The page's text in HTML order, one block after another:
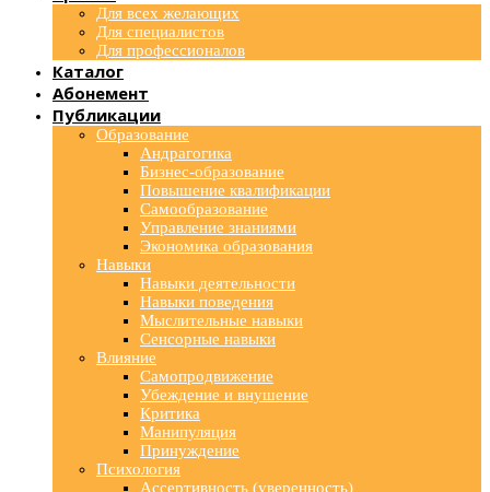
Для всех желающих
Для специалистов
Для профессионалов
Каталог
Абонемент
Публикации
Образование
Андрагогика
Бизнес-образование
Повышение квалификации
Самообразование
Управление знаниями
Экономика образования
Навыки
Навыки деятельности
Навыки поведения
Мыслительные навыки
Сенсорные навыки
Влияние
Самопродвижение
Убеждение и внушение
Критика
Манипуляция
Принуждение
Психология
Ассертивность (уверенность)